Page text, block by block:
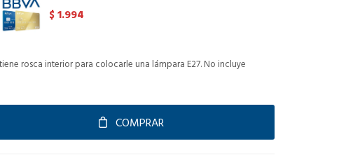
$1.994
rosca interior para colocarle una lámpara E27. No incluye
COMPRAR